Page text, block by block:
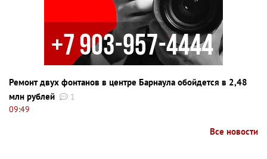
Ремонт двух фонтанов в центре Барнаула обойдется в 2,48
млн рублей
1
09:49
Все новости